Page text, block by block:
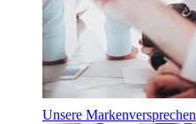
Unsere Markenversprechen